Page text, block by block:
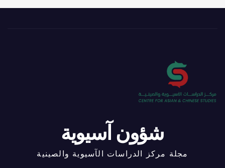
شؤون آسيوية
مجلة مركز الدراسات الآسيوية والصينية